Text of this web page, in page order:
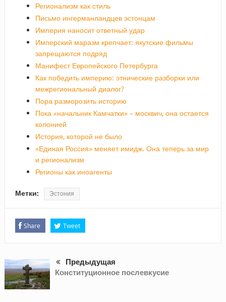
Регионализм как стиль
Письмо ингерманландцев эстонцам
Империя наносит ответный удар
Имперский маразм крепчает: якутские фильмы
запрещаются подряд
Манифест Европейского Петербурга
Как победить империю: этнические разборки или
межрегиональный диалог?
Пора разморозить историю
Пока «начальник Камчатки» – москвич, она остается
колонией
История, которой не было
«Единая Россия» меняет имидж. Она теперь за мир
и регионализм
Регионы как иноагенты
Метки: Эстония
Share Tweet
Предыдущая
Конституционное послевкусие